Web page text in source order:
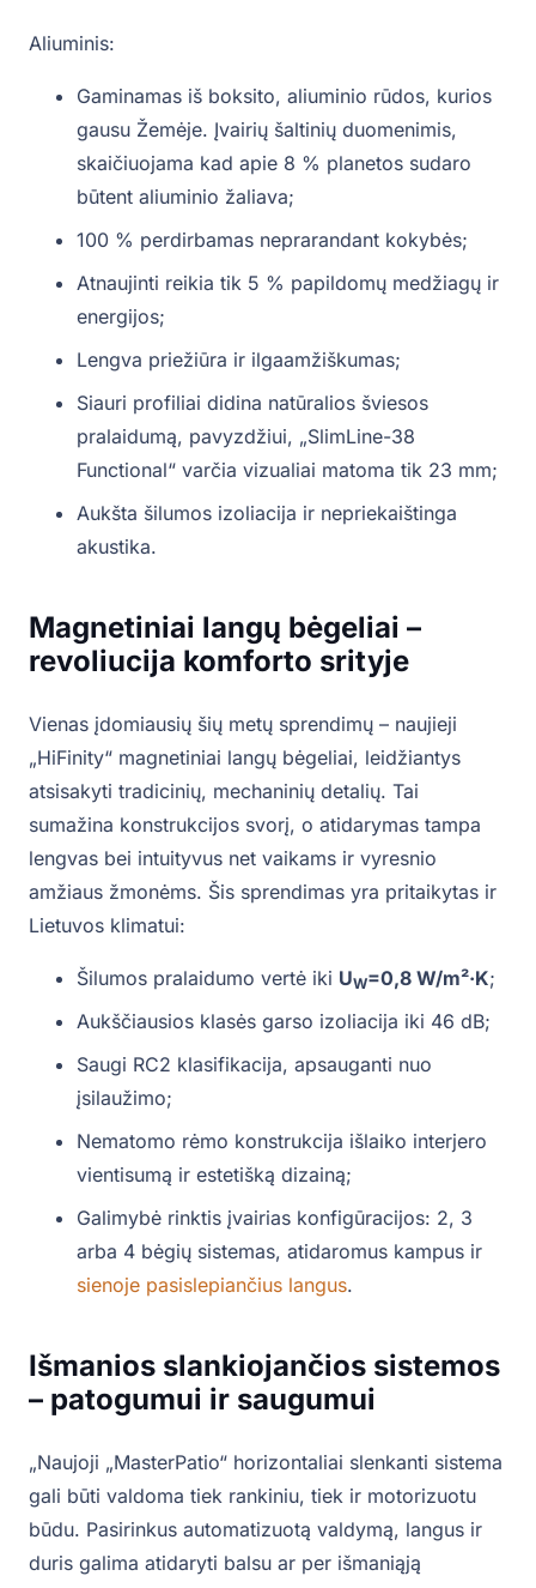
Aliuminis:
Gaminamas iš boksito, aliuminio rūdos, kurios
gausu Žemėje. Įvairių šaltinių duomenimis,
skaičiuojama kad apie 8 % planetos sudaro
būtent aliuminio žaliava;
100 % perdirbamas neprarandant kokybės;
Atnaujinti reikia tik 5 % papildomų medžiagų ir
energijos;
Lengva priežiūra ir ilgaamžiškumas;
Siauri profiliai didina natūralios šviesos
pralaidumą, pavyzdžiui, „SlimLine-38
Functional“ varčia vizualiai matoma tik 23 mm;
Aukšta šilumos izoliacija ir nepriekaištinga
akustika.
Magnetiniai langų bėgeliai –
revoliucija komforto srityje
Vienas įdomiausių šių metų sprendimų – naujieji
„HiFinity“ magnetiniai langų bėgeliai, leidžiantys
atsisakyti tradicinių, mechaninių detalių. Tai
sumažina konstrukcijos svorį, o atidarymas tampa
lengvas bei intuityvus net vaikams ir vyresnio
amžiaus žmonėms. Šis sprendimas yra pritaikytas ir
Lietuvos klimatui:
Šilumos pralaidumo vertė iki UW=0,8 W/m²·K;
Aukščiausios klasės garso izoliacija iki 46 dB;
Saugi RC2 klasifikacija, apsauganti nuo
įsilaužimo;
Nematomo rėmo konstrukcija išlaiko interjero
vientisumą ir estetišką dizainą;
Galimybė rinktis įvairias konfigūracijos: 2, 3
arba 4 bėgių sistemas, atidaromus kampus ir
sienoje pasislepiančius langus.
Išmanios slankiojančios sistemos
– patogumui ir saugumui
„Naujoji „MasterPatio“ horizontaliai slenkanti sistema
gali būti valdoma tiek rankiniu, tiek ir motorizuotu
būdu. Pasirinkus automatizuotą valdymą, langus ir
duris galima atidaryti balsu ar per išmaniąją